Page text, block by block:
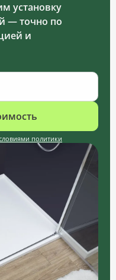
установку
— точно по
и
политики